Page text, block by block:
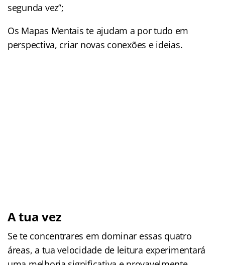
segunda vez”;
Os Mapas Mentais te ajudam a por tudo em
perspectiva, criar novas conexões e ideias.
A tua vez
Se te concentrares em dominar essas quatro
áreas, a tua velocidade de leitura experimentará